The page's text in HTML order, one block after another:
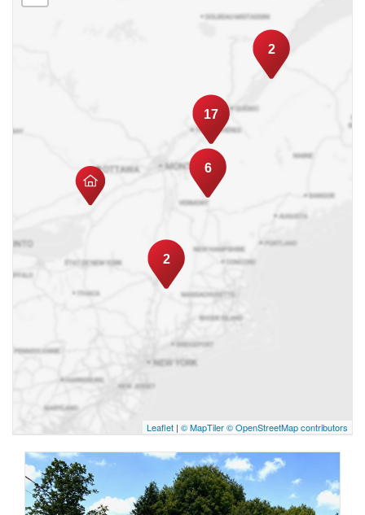
2
6
2
17
Leaflet | © MapTiler© OpenStreetMap contributors